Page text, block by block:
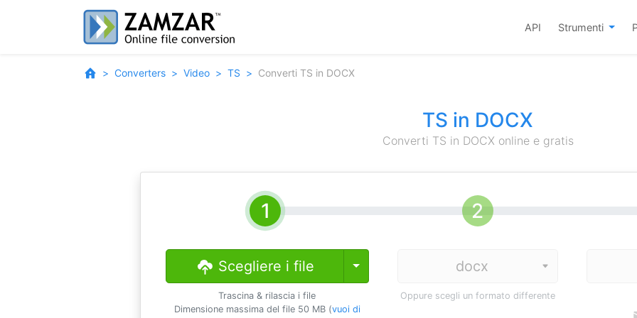
API Strumenti
Converters Video TS Converti TS in DOCX
TS in DOCX
Converti TS in DOCX online e gratis
Scegliere i file Toggle Dropdown
Trascina & rilascia i file
Dimensione massima del file 50 MB (vuoi di
Oppure scegli un formato differente